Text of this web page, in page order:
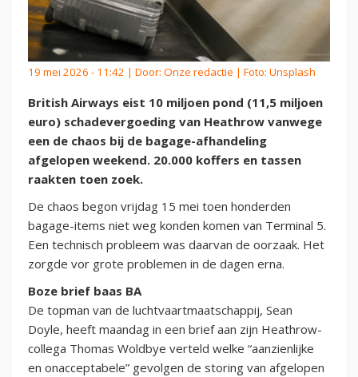
19 mei 2026 - 11:42 | Door: Onze redactie | Foto: Unsplash
British Airways eist 10 miljoen pond (11,5 miljoen
euro) schadevergoeding van Heathrow vanwege
een de chaos bij de bagage-afhandeling
afgelopen weekend. 20.000 koffers en tassen
raakten toen zoek.
De chaos begon vrijdag 15 mei toen honderden
bagage-items niet weg konden komen van Terminal 5.
Een technisch probleem was daarvan de oorzaak. Het
zorgde vor grote problemen in de dagen erna.
Boze brief baas BA
De topman van de luchtvaartmaatschappij, Sean
Doyle, heeft maandag in een brief aan zijn Heathrow-
collega Thomas Woldbye verteld welke “aanzienlijke
en onacceptabele” gevolgen de storing van afgelopen